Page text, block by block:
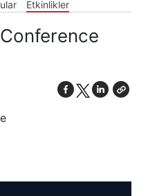
Etkinlikler